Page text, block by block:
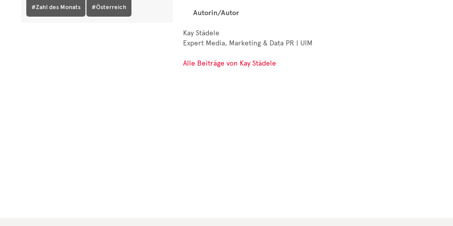
#Zahl des Monats #Österreich
Autorin/Autor
Kay Städele
Expert Media, Marketing & Data PR | UIM
Alle Beiträge von Kay Städele